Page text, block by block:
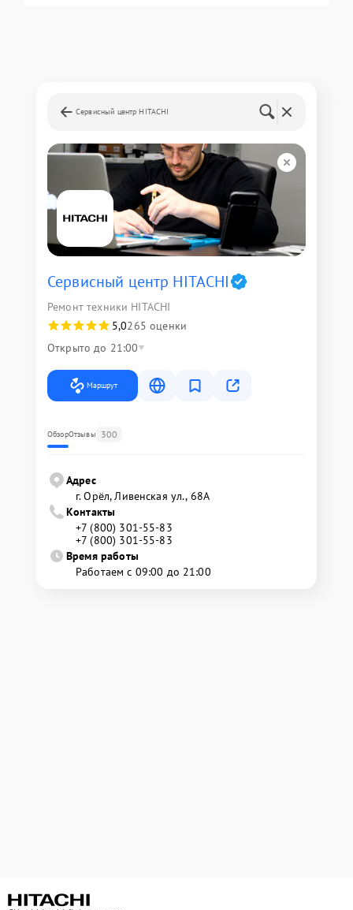
Сервисный центр HITACHI
Сервисный центр HITACHI
Ремонт техники HITACHI
5,0265 оценки
Открыто до 21:00
Маршрут
ОбзорОтзывы 300
Адрес
г. Орёл, Ливенская ул., 68А
Контакты
+7 (800) 301-55-83
+7 (800) 301-55-83
Время работы
Работаем с 09:00 до 21:00